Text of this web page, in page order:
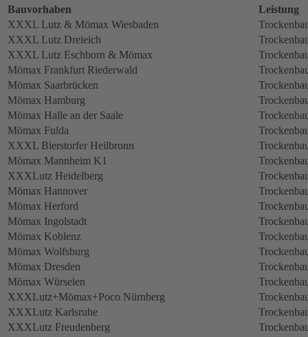
Bauvorhaben
Leistung
XXXL Lutz & Mömax Wiesbaden
XXXL Lutz Dreieich
XXXL Lutz Eschborn & Mömax
Mömax Frankfurt Riederwald
Mömax Saarbrücken
Mömax Hamburg
Mömax Halle an der Saale
Mömax Fulda
XXXL Bierstorfer Heilbronn
Mömax Mannheim K1
XXXLutz Heidelberg
Mömax Hannover
Mömax Herford
Mömax Ingolstadt
Mömax Koblenz
Mömax Wolfsburg
Mömax Dresden
Mömax Würselen
XXXLutz+Mömax+Poco Nürnberg
XXXLutz Karlsruhe
XXXLutz Freudenberg